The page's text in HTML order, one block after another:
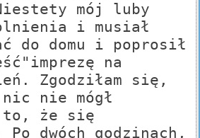
mój luby
i musiał
do domu i poprosił
na
Zgodziłam się,
nie mógł
to, że się
Po dwóch godzinach,